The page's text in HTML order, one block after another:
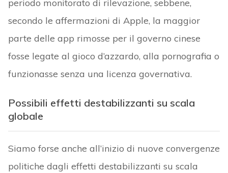
periodo monitorato di rilevazione, sebbene,
secondo le affermazioni di Apple, la maggior
parte delle app rimosse per il governo cinese
fosse legate al gioco d’azzardo, alla pornografia o
funzionasse senza una licenza governativa.
Possibili effetti destabilizzanti su scala
globale
Siamo forse anche all’inizio di nuove convergenze
politiche dagli effetti destabilizzanti su scala